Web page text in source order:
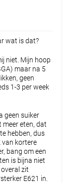
wat is dat?
niet. Mijn hoop
maar na 5
geen
1-3 per week
geen suiker
meer eten, dat
hebben, dus
van kortere
bang om een
is bijna niet
zit
E621 in.